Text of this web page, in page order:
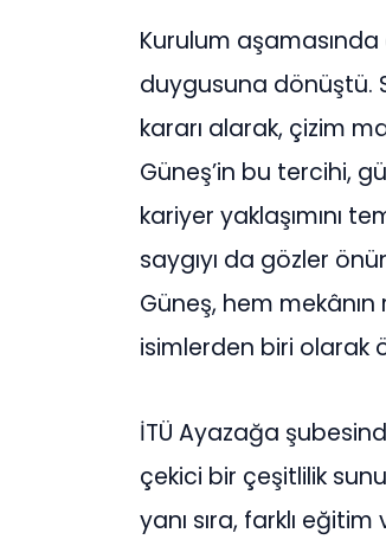
Kurulum
duygusuna dönüştü.
kararı alarak, çizim
Güneş’in bu tercihi,
kariyer yaklaşımını
saygıyı da gözler
Güneş, hem
isimlerden biri olarak
İTÜ Ayazağa
çekici bir çeşitlilik
yanı sıra, farklı